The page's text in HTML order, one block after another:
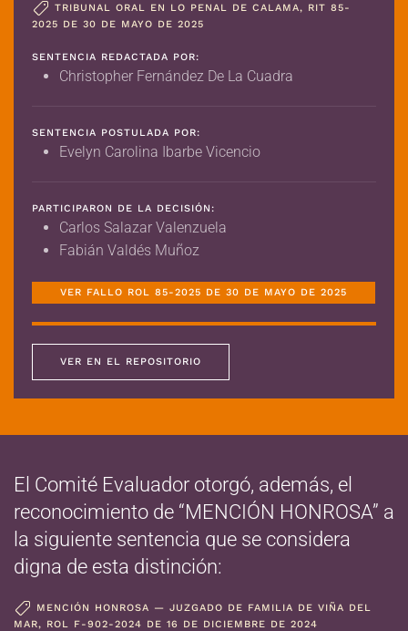
TRIBUNAL ORAL EN LO PENAL DE CALAMA, RIT 85-
2025 DE 30 DE MAYO DE 2025
SENTENCIA REDACTADA POR:
Christopher Fernández De La Cuadra
SENTENCIA POSTULADA POR:
Evelyn Carolina Ibarbe Vicencio
PARTICIPARON DE LA DECISIÓN:
Carlos Salazar Valenzuela
Fabián Valdés Muñoz
VER FALLO ROL 85-2025 DE 30 DE MAYO DE 2025
VER EN EL REPOSITORIO
El Comité Evaluador otorgó, además, el
reconocimiento de “MENCIÓN HONROSA” a
la siguiente sentencia que se considera
digna de esta distinción:
MENCIÓN HONROSA — JUZGADO DE FAMILIA DE VIÑA DEL
MAR, ROL F-902-2024 DE 16 DE DICIEMBRE DE 2024